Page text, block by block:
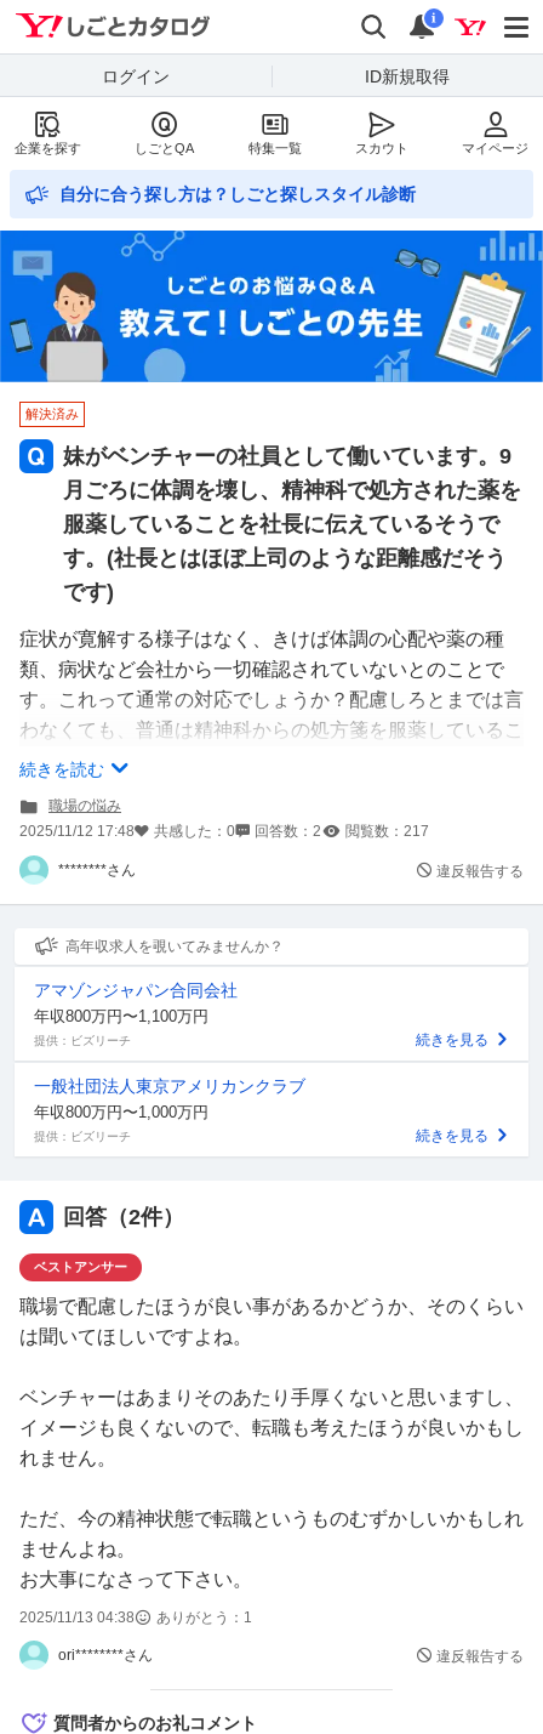
Yahoo!しごとカタログ
検索
通知
i
ログイン ID新規取得
企業を探す しごとQA 特集一覧 スカウト マイページ
自分に合う探し方は？しごと探しスタイル診断
解決済み
妹がベンチャーの社員として働いています。9
月ごろに体調を壊し、精神科で処方された薬を
服薬していることを社長に伝えているそうで
す。(社長とはほぼ上司のような距離感だそう
です)
症状が寛解する様子はなく、きけば体調の心配や薬の種
類、病状など会社から一切確認されていないとのことで
す。これって通常の対応でしょうか？配慮しろとまでは言
わなくても、普通は精神科からの処方箋を服薬しているこ
とを伝えていたら会社もしくは上司としては症状くらいは
の選択肢もあっていいと思っています。ご意見ください。
続きを読む
職場の悩み
2025/11/12 17:48
共感した： 0 回答数： 2 閲覧数： 217
********さん 違反報告する
高年収求人を覗いてみませんか？
アマゾンジャパン合同会社
年収800万円〜1,100万円
提供：ビズリーチ 続きを見る
一般社団法人東京アメリカンクラブ
年収800万円〜1,000万円
提供：ビズリーチ 続きを見る
回答（2件）
ベストアンサー
職場で配慮したほうが良い事があるかどうか、そのくらい
は聞いてほしいですよね。
ベンチャーはあまりそのあたり手厚くないと思いますし、
イメージも良くないので、転職も考えたほうが良いかもし
れません。
ただ、今の精神状態で転職というものむずかしいかもしれ
ませんよね。
お大事になさって下さい。
2025/11/13 04:38 ありがとう： 1
ori********さん 違反報告する
質問者からのお礼コメント